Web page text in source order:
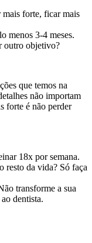
mais forte, ficar mais
menos 3-4 meses.
outro objetivo?
que temos na
não importam
forte é não perder
18x por semana.
resto da vida? Só faça
transforme a sua
dentista.